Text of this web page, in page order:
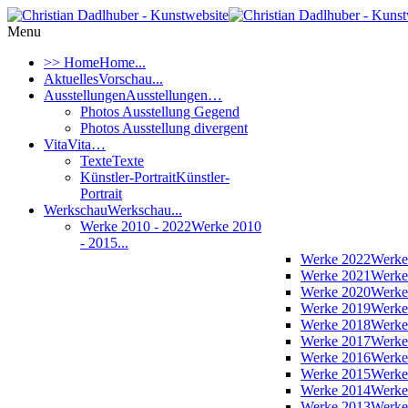
Menu
>> HomeHome...
AktuellesVorschau...
AusstellungenAusstellungen…
Photos Ausstellung Gegend
Photos Ausstellung divergent
VitaVita…
TexteTexte
Künstler-PortraitKünstler-
Portrait
WerkschauWerkschau...
Werke 2010 - 2022Werke 2010
- 2015...
Werke 2022
Werke 2021
Werke 2020
Werke 2019
Werke 2018
Werke 2017
Werke 2016
Werke 2015
Werke 2014